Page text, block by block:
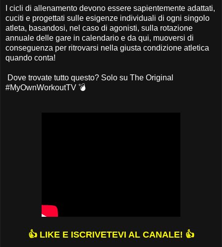
I cicli di allenamento devono essere sapientemente adattati,
cuciti e progettati sulle esigenze individuali di ogni singolo
atleta, basandosi, nel caso di agonisti, sulla rotazione
annuale delle gare in calendario e da qui, muoversi di
conseguenza per ritrovarsi nella giusta condizione atletica
quando conta!
Dove trovate tutto questo? Solo su The Original
#MyOwnWorkoutTV 💣
👍 LIKE E ISCRIVETEVI AL CANALE! 👍